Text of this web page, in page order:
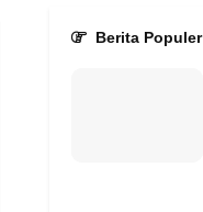
Berita Populer